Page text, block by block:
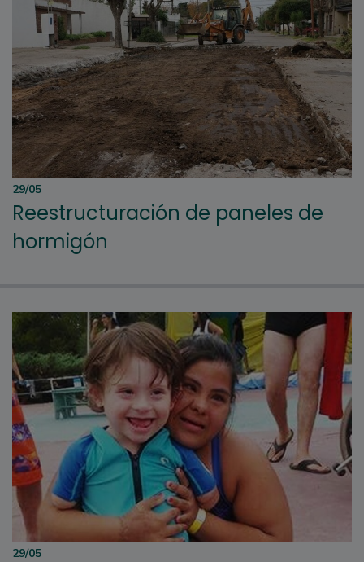
29/05
Reestructuración de paneles de
hormigón
29/05